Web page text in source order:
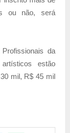
ou não, será
da
estão
mil, R$ 45 mil